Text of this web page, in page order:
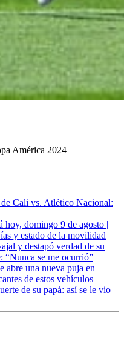
América 2024
Cali vs. Atlético Nacional:
domingo 9 de agosto |
y estado de la movilidad
y destapó verdad de su
“Nunca se me ocurrió”
abre una nueva puja en
de estos vehículos
de su papá: así se le vio